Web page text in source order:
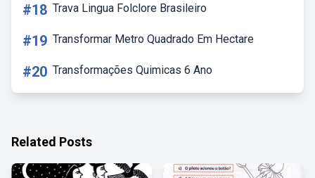
#18 Trava Lingua Folclore Brasileiro
#19 Transformar Metro Quadrado Em Hectare
#20 Transformações Quimicas 6 Ano
Related Posts